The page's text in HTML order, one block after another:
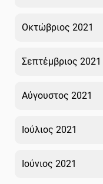
Οκτώβριος 2021
Σεπτέμβριος 2021
Αύγουστος 2021
Ιούλιος 2021
Ιούνιος 2021